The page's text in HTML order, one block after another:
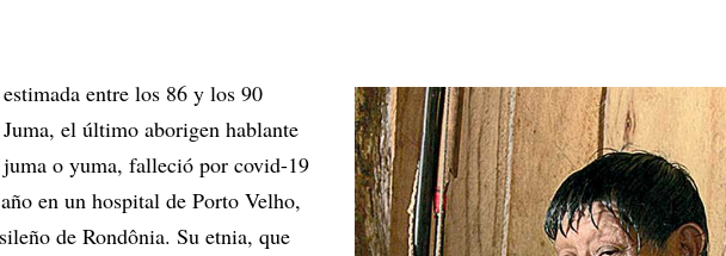
entre los 86 y los 90
el último aborigen hablante
o yuma, falleció por covid-19
en un hospital de Porto Velho,
de Rondônia. Su etnia, que